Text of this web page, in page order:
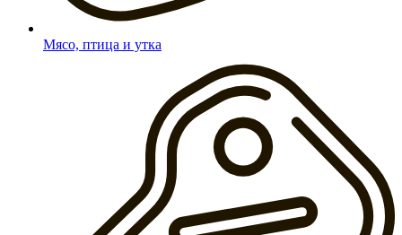
Мясо, птица и утка